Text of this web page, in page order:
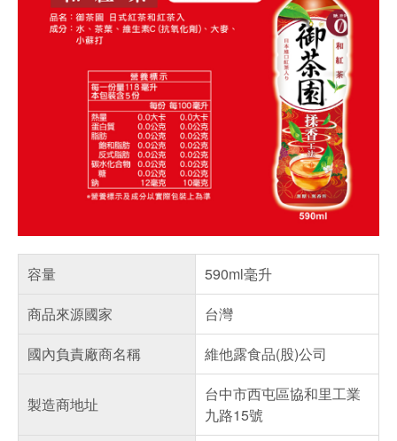
容量
590ml毫升
商品來源國家
台灣
國內負責廠商名稱
維他露食品(股)公司
製造商地址
台中市西屯區協和里工業
九路15號